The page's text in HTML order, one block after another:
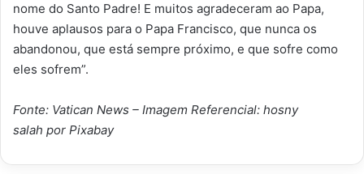
nome do Santo Padre! E muitos agradeceram ao Papa,
houve aplausos para o Papa Francisco, que nunca os
abandonou, que está sempre próximo, e que sofre como
eles sofrem”.
Fonte: Vatican News – Imagem Referencial: hosny
salah por Pixabay